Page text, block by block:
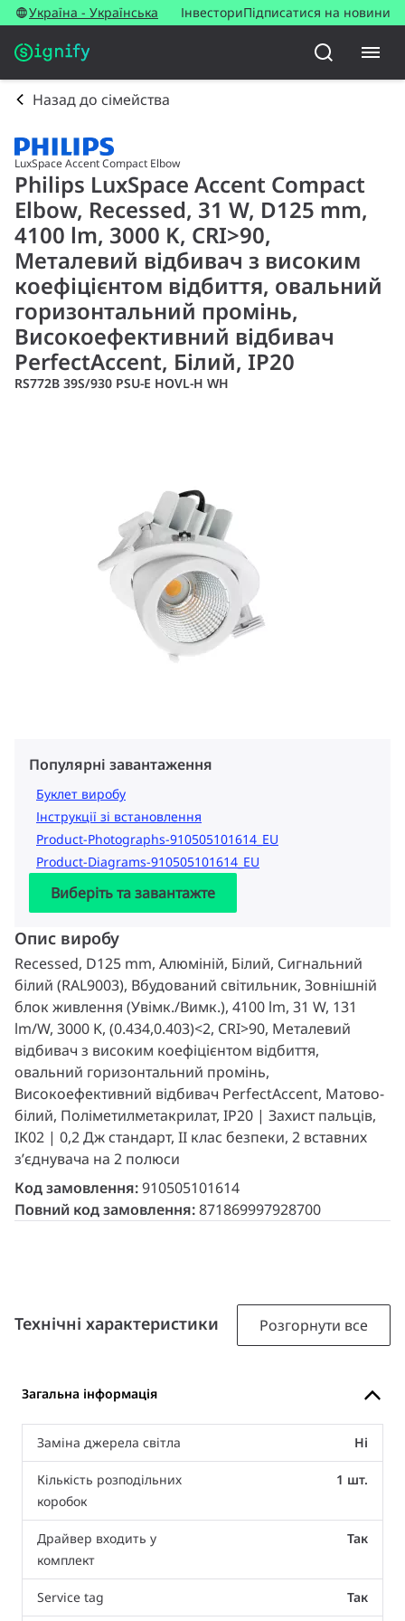
Україна - Українська ІнвесториПідписатися на новини
Назад до сімейства
LuxSpace Accent Compact Elbow
Philips LuxSpace Accent Compact
Elbow, Recessed, 31 W, D125 mm,
4100 lm, 3000 K, CRI>90,
Металевий відбивач з високим
коефіцієнтом відбиття, овальний
горизонтальний промінь,
Високоефективний відбивач
PerfectAccent, Білий, IP20
RS772B 39S/930 PSU-E HOVL-H WH
Популярні завантаження
Буклет виробу
Інструкції зі встановлення
Product-Photographs-910505101614_EU
Product-Diagrams-910505101614_EU
Виберіть та завантажте
Опис виробу
Recessed, D125 mm, Алюміній, Білий, Сигнальний
білий (RAL9003), Вбудований світильник, Зовнішній
блок живлення (Увімк./Вимк.), 4100 lm, 31 W, 131
lm/W, 3000 K, (0.434,0.403)<2, CRI>90, Металевий
відбивач з високим коефіцієнтом відбиття,
овальний горизонтальний промінь,
Високоефективний відбивач PerfectAccent, Матово-
білий, Поліметилметакрилат, IP20 | Захист пальців,
IK02 | 0,2 Дж стандарт, II клас безпеки, 2 вставних
з’єднувача на 2 полюси
Код замовлення:910505101614
Повний код замовлення:871869997928700
Технічні характеристики Розгорнути все
Загальна інформація
Заміна джерела світла Ні
Кількість розподільних
коробок
1 шт.
Драйвер входить у
комплект
Так
Service tag Так